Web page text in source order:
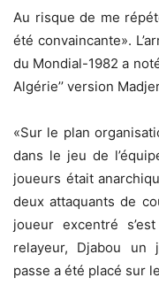
Au risque de me
été convaincante».
du Mondial-1982 a
Algérie’’ version
«Sur le plan
dans le jeu de
joueurs était
deux attaquants de
joueur excentré
relayeur, Djabou un
passe a été placé sur